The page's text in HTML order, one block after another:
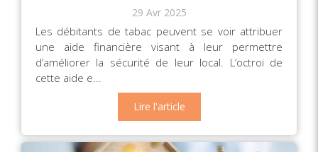
29 Avr 2025
Les débitants de tabac peuvent se voir attribuer
une aide financière visant à leur permettre
d’améliorer la sécurité de leur local. L’octroi de
cette aide e...
Lire l'article